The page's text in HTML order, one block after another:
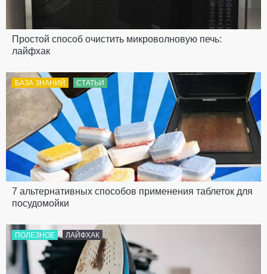
Простой способ очистить микроволновую печь:
лайфхак
БАЗА ЗНАНИЙ СТАТЬИ
7 альтернативных способов применения таблеток для
посудомойки
ПОЛЕЗНОЕ ЛАЙФХАК